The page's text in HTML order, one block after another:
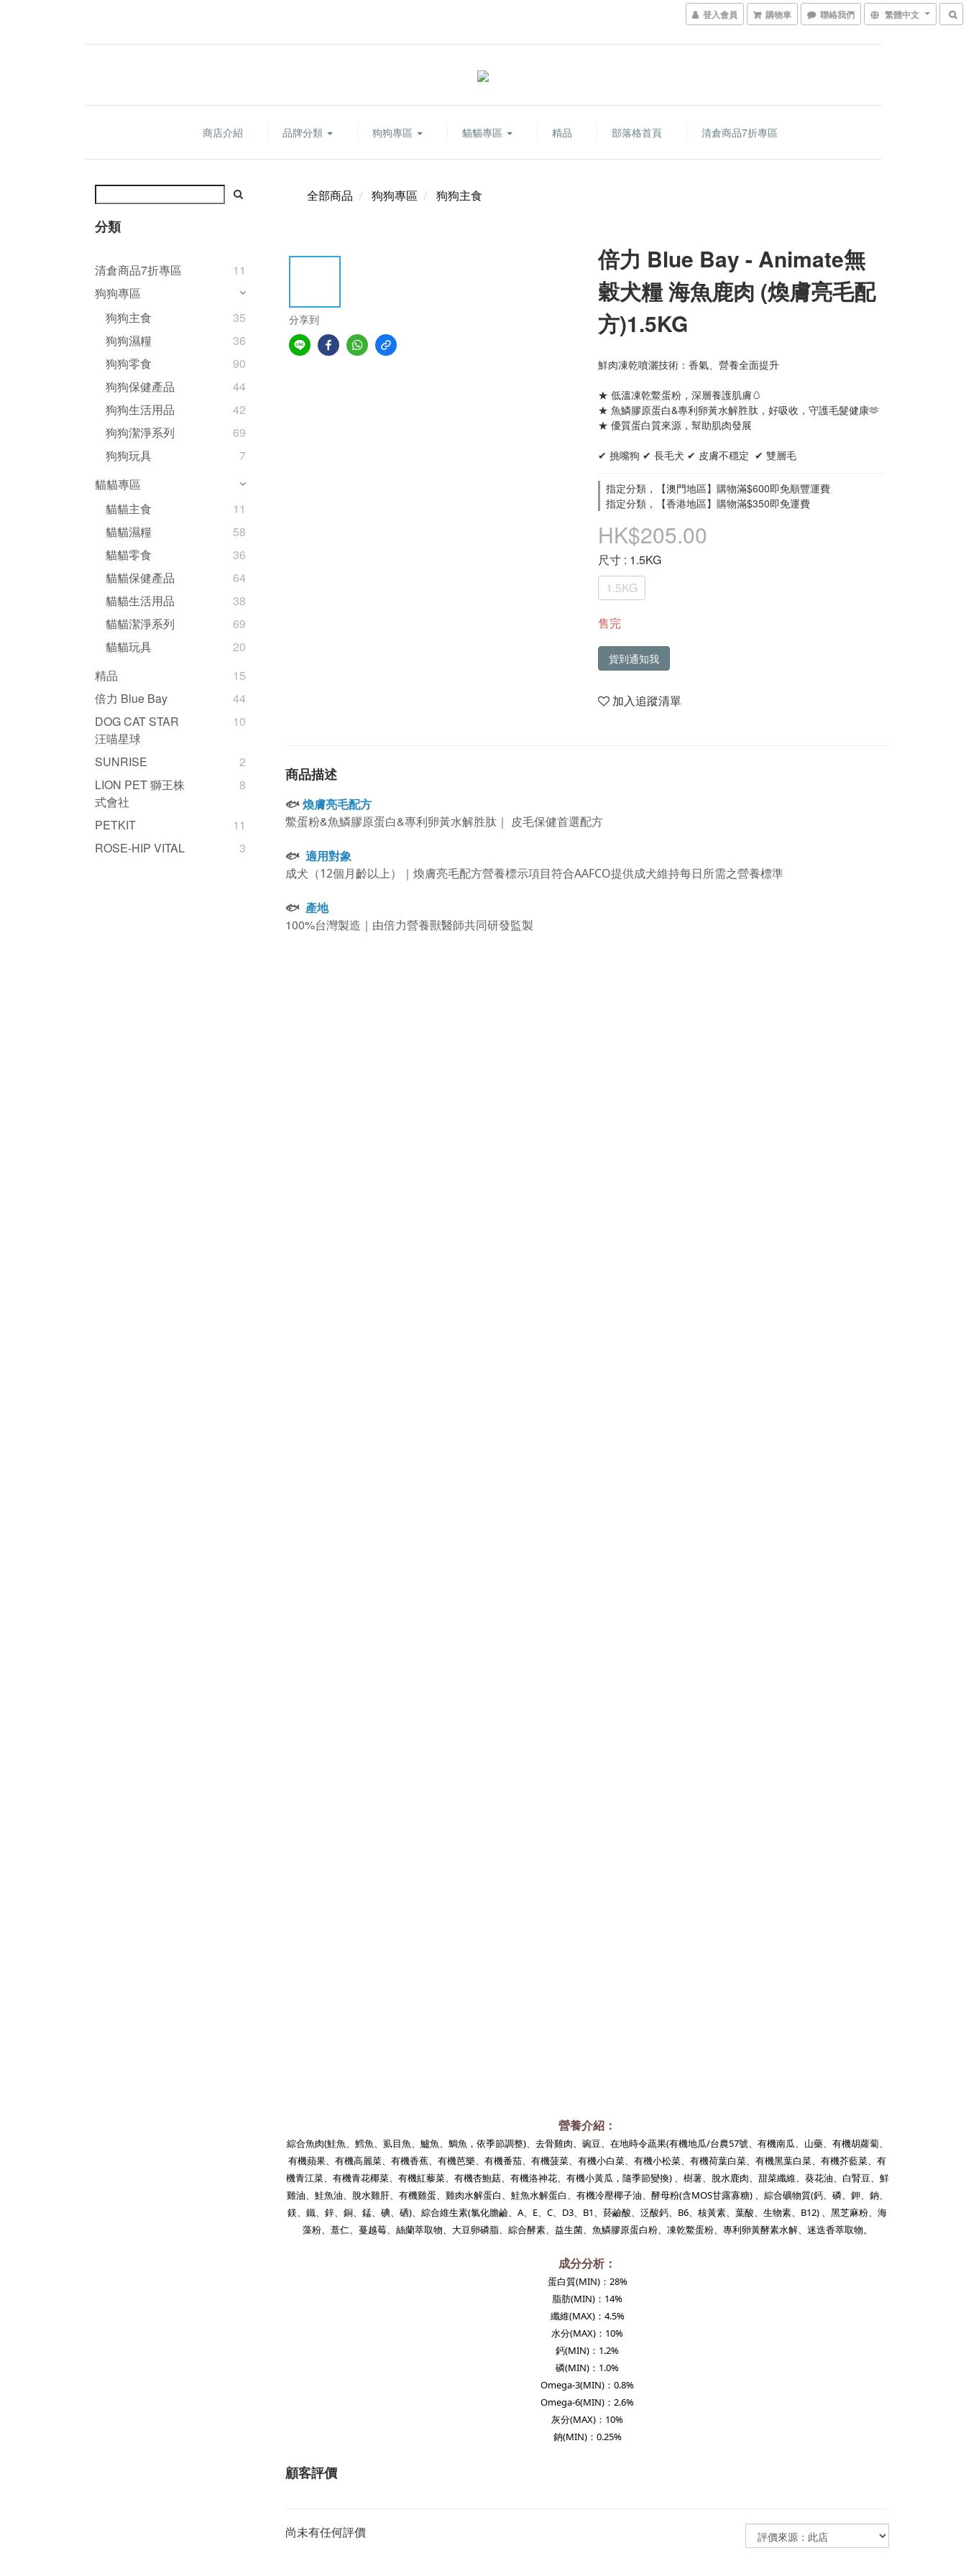
登入會員 購物車 聯絡我們 繁體中文
商店介紹 品牌分類 狗狗專區 貓貓專區 精品 部落格首頁 清倉商品7折專區
分類
清倉商品7折專區
11
狗狗專區
狗狗主食
35
狗狗濕糧
36
狗狗零食
90
狗狗保健產品
44
狗狗生活用品
42
狗狗潔淨系列
69
狗狗玩具
7
貓貓專區
貓貓主食
11
貓貓濕糧
58
貓貓零食
36
貓貓保健產品
64
貓貓生活用品
38
貓貓潔淨系列
69
貓貓玩具
20
精品
15
倍力 Blue Bay
44
DOG CAT STAR
汪喵星球
10
SUNRISE
2
LION PET 獅王株
式會社
8
PETKIT
11
ROSE-HIP VITAL
3
全部商品 狗狗專區 狗狗主食
分享到
倍力 Blue Bay - Animate無
穀犬糧 海魚鹿肉 (煥膚亮毛配
方)1.5KG
鮮肉凍乾噴灑技術：香氣、營養全面提升
★ 低溫凍乾鱉蛋粉，深層養護肌膚🥚
★ 魚鱗膠原蛋白&專利卵黃水解胜肽，好吸收，守護毛髮健康🫶
★ 優質蛋白質來源，幫助肌肉發展
✔ 挑嘴狗 ✔ 長毛犬 ✔ 皮膚不穩定  ✔ 雙層毛
指定分類，【澳門地區】購物滿$600即免順豐運費
指定分類，【香港地區】購物滿$350即免運費
HK$205.00
尺寸 : 1.5KG
1.5KG
售完
貨到通知我
加入追蹤清單
商品描述
🐟煥膚亮毛配方
鱉蛋粉&魚鱗膠原蛋白&專利卵黃水解胜肽｜ 皮毛保健首選配方
🐟 適用對象
成犬（12個月齡以上）
｜ 煥膚亮毛配方營養標示項目符合AAFCO提供成犬維持每日所需之營養標準
🐟 產地
100%台灣製造｜ 由倍力營養獸醫師共同研發監製
營養介紹：
綜合魚肉(鮭魚、鱈魚、虱目魚、鱸魚、鯛魚，依季節調整)、去骨雞肉、豌豆、在地時令蔬果(有機地瓜/台農57號、有機南瓜、山藥、有機胡蘿蔔、
有機蘋果、有機高麗菜、有機香蕉、有機芭樂、有機番茄、有機菠菜、有機小白菜、有機小松菜、有機荷葉白菜、有機黑葉白菜、有機芥藍菜、有
機青江菜、有機青花椰菜、有機紅藜菜、有機杏鮑菇、有機洛神花、有機小黃瓜，隨季節變換) 、樹薯、脫水鹿肉、甜菜纖維、葵花油、白腎豆、鮮
雞油、鮭魚油、脫水雞肝、有機雞蛋、雞肉水解蛋白、鮭魚水解蛋白、有機冷壓椰子油、酵母粉(含MOS甘露寡糖) 、綜合礦物質(鈣、磷、鉀、鈉、
鎂、鐵、鋅、銅、錳、碘、硒)、綜合維生素(氯化膽鹼、A、E、C、D3、B1、菸鹼酸、泛酸鈣、B6、核黃素、葉酸、生物素、B12) 、黑芝麻粉、海
藻粉、薏仁、蔓越莓、絲蘭萃取物、大豆卵磷脂、綜合酵素、益生菌、魚鱗膠原蛋白粉、凍乾鱉蛋粉、專利卵黃酵素水解、迷迭香萃取物。
成分分析：
蛋白質(MIN)：28%
脂肪(MIN) ：14%
纖維(MAX)：4.5%
水分(MAX) ：10%
鈣(MIN) ：1.2%
磷(MIN) ：1.0%
Omega-3(MIN) ：0.8%
Omega-6(MIN) ：2.6%
灰分(MAX) ：10%
鈉(MIN)：0.25%
顧客評價
尚未有任何評價